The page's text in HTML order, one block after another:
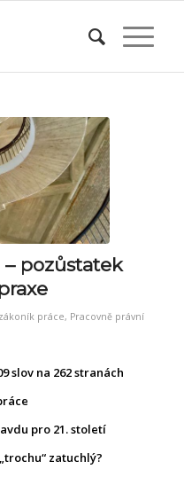
– pozůstatek
práce, Pracovně právní
slov na 262 stranách
pro 21. století
zatuchlý?